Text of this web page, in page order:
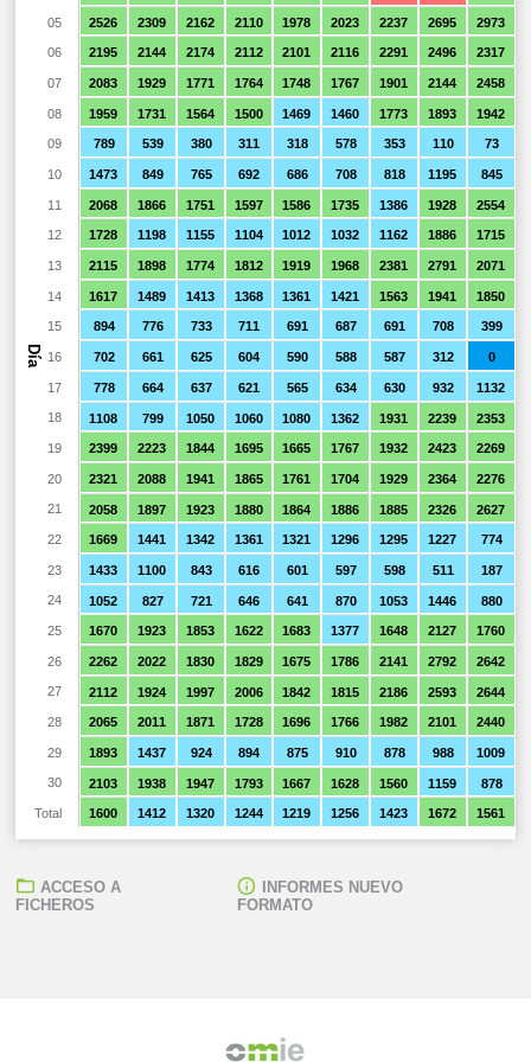
Día
2526 2309 2162 2110 1978 2023 2237 2695 2973
2195 2144 2174 2112 2101 2116 2291 2496 2317
2083 1929 1771 1764 1748 1767 1901 2144 2458
1959 1731 1564 1500 1469 1460 1773 1893 1942
789 539 380 311 318 578 353 110 73
1473 849 765 692 686 708 818 1195 845
2068 1866 1751 1597 1586 1735 1386 1928 2554
1728 1198 1155 1104 1012 1032 1162 1886 1715
2115 1898 1774 1812 1919 1968 2381 2791 2071
1617 1489 1413 1368 1361 1421 1563 1941 1850
894 776 733 711 691 687 691 708 399
702 661 625 604 590 588 587 312 0
778 664 637 621 565 634 630 932 1132
1108 799 1050 1060 1080 1362 1931 2239 2353
2399 2223 1844 1695 1665 1767 1932 2423 2269
2321 2088 1941 1865 1761 1704 1929 2364 2276
2058 1897 1923 1880 1864 1886 1885 2326 2627
1669 1441 1342 1361 1321 1296 1295 1227 774
1433 1100 843 616 601 597 598 511 187
1052 827 721 646 641 870 1053 1446 880
1670 1923 1853 1622 1683 1377 1648 2127 1760
2262 2022 1830 1829 1675 1786 2141 2792 2642
2112 1924 1997 2006 1842 1815 2186 2593 2644
2065 2011 1871 1728 1696 1766 1982 2101 2440
1893 1437 924 894 875 910 878 988 1009
2103 1938 1947 1793 1667 1628 1560 1159 878
1600 1412 1320 1244 1219 1256 1423 1672 1561
05
06
07
08
09
10
11
12
13
14
15
16
17
18
19
20
21
22
23
24
25
26
27
28
29
30
Total
ACCESO A
FICHEROS
INFORMES NUEVO
FORMATO